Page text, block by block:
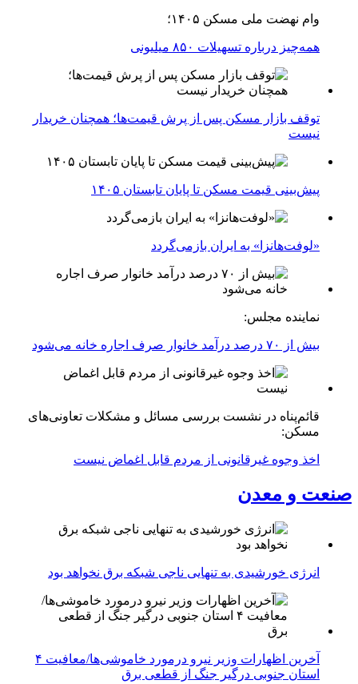
وام نهضت ملی مسکن ۱۴۰۵؛
همه‌چیز درباره تسهیلات ۸۵۰ میلیونی
توقف بازار مسکن پس از پرش قیمت‌ها؛ همچنان خریدار
نیست
پیش‌بینی قیمت مسکن تا پایان تابستان ۱۴۰۵
«لوفت‌هانزا» به ایران بازمی‌گردد
نماینده مجلس:
بیش از ۷۰ درصد درآمد خانوار صرف اجاره خانه می‌شود
قائم‌پناه در نشست بررسی مسائل و مشکلات تعاونی‌های
مسکن:
اخذ وجوه غیرقانونی از مردم قابل اغماض نیست
صنعت و معدن
انرژی خورشیدی به تنهایی ناجی شبکه برق نخواهد بود
آخرین اظهارات وزیر نیرو درمورد خاموشی‌ها/معافیت ۴
استان جنوبی درگیر جنگ از قطعی برق